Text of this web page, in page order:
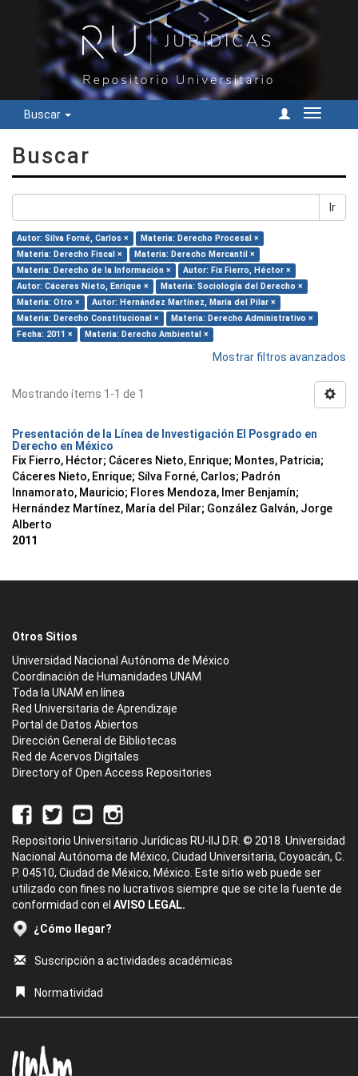
Buscar
Cambiar
Buscar
Ir
Autor: Silva Forné, Carlos ×
Materia: Derecho Procesal ×
Materia: Derecho Fiscal ×
Materia: Derecho Mercantil ×
Materia: Derecho de la Información ×
Autor: Fix Fierro, Héctor ×
Autor: Cáceres Nieto, Enrique ×
Materia: Sociología del Derecho ×
Materia: Otro ×
Autor: Hernández Martínez, María del Pilar ×
Materia: Derecho Constitucional ×
Materia: Derecho Administrativo ×
Fecha: 2011 ×
Materia: Derecho Ambiental ×
Mostrar filtros avanzados
Mostrando ítems 1-1 de 1
Presentación de la Línea de Investigación El Posgrado en
Derecho en México
Fix Fierro, Héctor; Cáceres Nieto, Enrique; Montes, Patricia;
Cáceres Nieto, Enrique; Silva Forné, Carlos; Padrón
Innamorato, Mauricio; Flores Mendoza, Imer Benjamín;
Hernández Martínez, María del Pilar; González Galván, Jorge
Alberto
2011
Otros Sitios
Universidad Nacional Autónoma de México
Coordinación de Humanidades UNAM
Toda la UNAM en línea
Red Universitaria de Aprendizaje
Portal de Datos Abiertos
Dirección General de Bibliotecas
Red de Acervos Digitales
Directory of Open Access Repositories
Repositorio Universitario Jurídicas RU-IIJ D.R. © 2018. Universidad
Nacional Autónoma de México, Ciudad Universitaria, Coyoacán, C.
P. 04510, Ciudad de México, México. Este sitio web puede ser
utilizado con fines no lucrativos siempre que se cite la fuente de
conformidad con el AVISO LEGAL.
¿Cómo llegar?
Suscripción a actividades académicas
Normatividad